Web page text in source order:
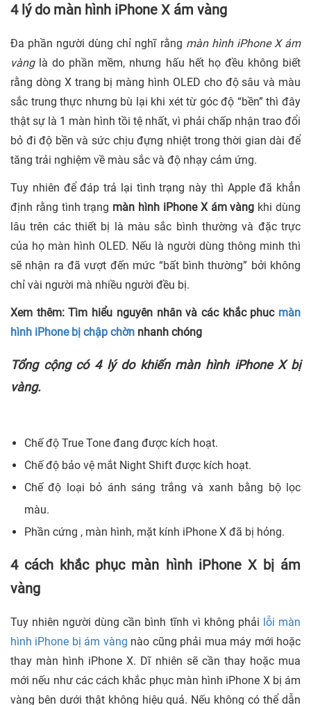
4 lý do màn hình iPhone X ám vàng
Đa phần người dùng chỉ nghĩ rằng màn hình iPhone X ám
vànglà do phần mềm, nhưng hấu hết họ đều không biết
rằng dòng X trang bị màng hình OLED cho độ sâu và màu
sắc trung thực nhưng bù lại khi xét từ góc độ “bền” thì đây
thật sự là 1 màn hình tồi tệ nhất, vì phải chấp nhận trao đổi
bỏ đi độ bền và sức chịu đựng nhiệt trong thời gian dài để
tăng trải nghiệm về màu sắc và độ nhạy cảm ứng.
Tuy nhiên để đáp trả lại tình trạng này thì Apple đã khẳn
định rằng tình trạng màn hình iPhone X ám vàng khi dùng
lâu trên các thiết bị là màu sắc bình thường và đặc trực
của họ màn hình OLED. Nếu là người dùng thông minh thì
sẽ nhận ra đã vượt đến mức “bất bình thường” bởi không
chỉ vài người mà nhiều người đều bị.
Xem thêm:Tìm hiểu nguyên nhân và các khắc phuc màn
hình iPhone bị chập chờn nhanh chóng
Tổng cộng có 4 lý do khiến màn hình iPhone X bị
vàng.
Chế độ True Tone đang được kích hoạt.
Chế độ bảo vệ mắt Night Shift được kích hoạt.
Chế độ loại bỏ ánh sáng trắng và xanh bằng bộ lọc
màu.
Phần cứng , màn hình, mặt kính iPhone X đã bị hỏng.
4 cách khắc phục màn hình iPhone X bị ám
vàng
Tuy nhiên người dùng cần bình tĩnh vì không phải lỗi màn
hình iPhone bị ám vàng nào cũng phải mua máy mới hoặc
thay màn hình iPhone X. Dĩ nhiên sẽ cần thay hoặc mua
mới nếu như các cách khắc phục màn hình iPhone X bị ám
vàng bên dưới thật không hiệu quả. Nếu không có thể dẫn